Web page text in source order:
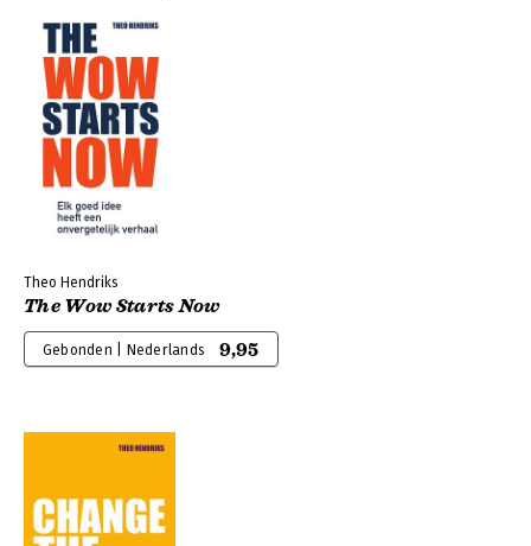
Theo Hendriks
The Wow Starts Now
Gebonden | Nederlands 9,95